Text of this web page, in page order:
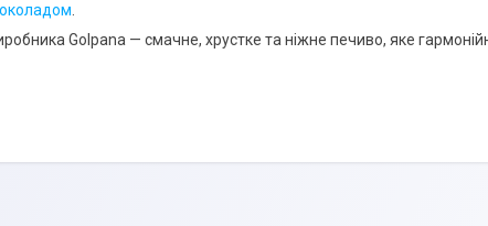
Golpana — смачне, хрустке та ніжне печиво, яке